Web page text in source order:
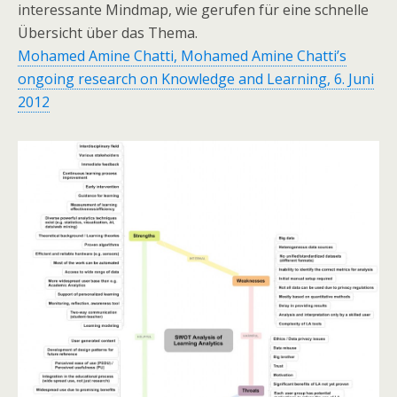
interessante Mindmap, wie gerufen für eine schnelle
Übersicht über das Thema.
Mohamed Amine Chatti, Mohamed Amine Chatti’s
ongoing research on Knowledge and Learning, 6. Juni
2012